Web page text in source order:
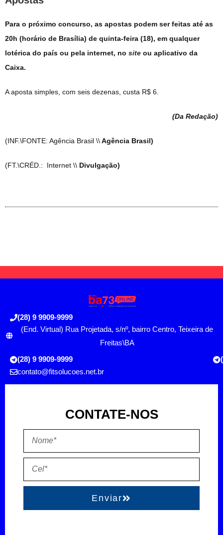
Para o próximo concurso, as apostas podem ser feitas até as
20h (horário de Brasília) de quinta-feira (18), em qualquer
lotérica do país ou pela internet, no site ou aplicativo da
Caixa.
A aposta simples, com seis dezenas, custa R$ 6.
(Da Redação)
(INF.\FONTE: Agência Brasil \\Agência Brasil)
(FT.\CRÉD.: Internet \\ Divulgação)
(28) 9 9909-9999
(End. Virtual) Rua Projetada, s/nº, bairro Centro, Teixeira de
Freitas\BA
(28) 9 9909-9999
contato@fitsolucoes.net.br
CONTATE-NOS
Enviar